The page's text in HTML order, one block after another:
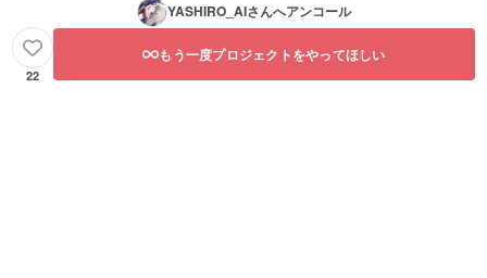
YASHIRO_AIさんへアンコール
22
もう一度プロジェクトをやってほしい